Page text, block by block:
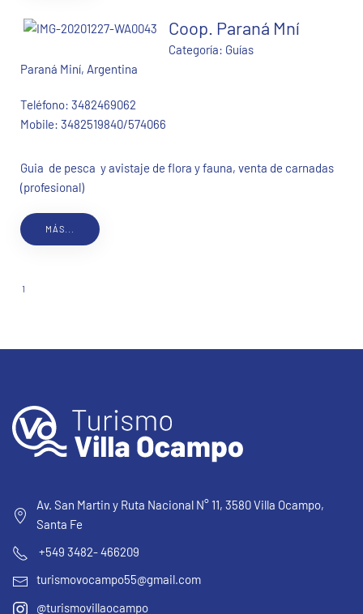
Coop. Paraná Mní
Categoría: Guías
Paraná Miní, Argentina
Teléfono: 3482469062
Mobile: 3482519840/574066
Guia de pesca y avistaje de flora y fauna, venta de carnadas
(profesional)
MÁS...
1
Av. San Martin y Ruta Nacional N° 11, 3580 Villa Ocampo,
Santa Fe
+549 3482- 466209
turismovocampo55@gmail.com
@turismovillaocampo